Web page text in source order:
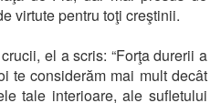
virtute pentru toţi creştinii.
el a scris: “Forţa durerii a
te considerăm mai mult decât
tale interioare, ale sufletului